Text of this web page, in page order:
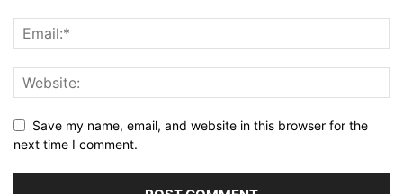
Save my name, email, and website in this browser for the
next time I comment.